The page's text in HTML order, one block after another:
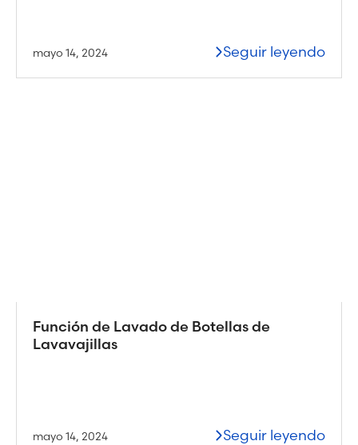
mayo 14, 2024 Seguir leyendo
Función de Lavado de Botellas de
Lavavajillas
mayo 14, 2024 Seguir leyendo